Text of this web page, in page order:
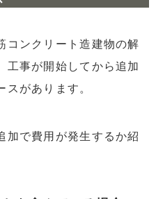
コンクリート造建物の解
工事が開始してから追加
スがあります。
加で費用が発生するか紹